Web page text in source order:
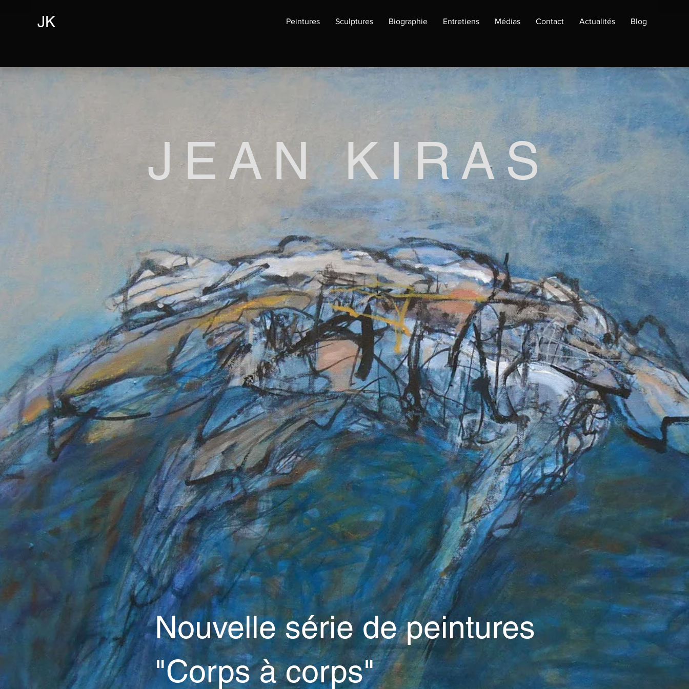
JK Peintures Sculptures Biographie Entretiens Médias Contact Actualités Blog
JEAN KIRAS
Nouvelle série de peintures
"Corps à corps"